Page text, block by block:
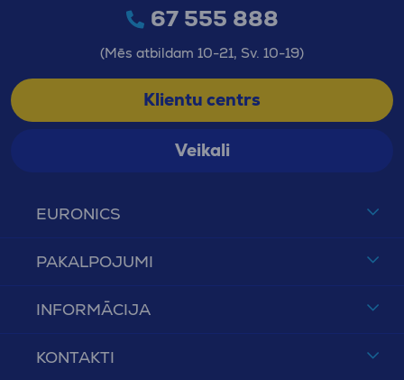
EURONICS
PAKALPOJUMI
INFORMĀCIJA
KONTAKTI
67 555 888
(Mēs atbildam 10-21, Sv. 10-19)
Klientu centrs
Veikali